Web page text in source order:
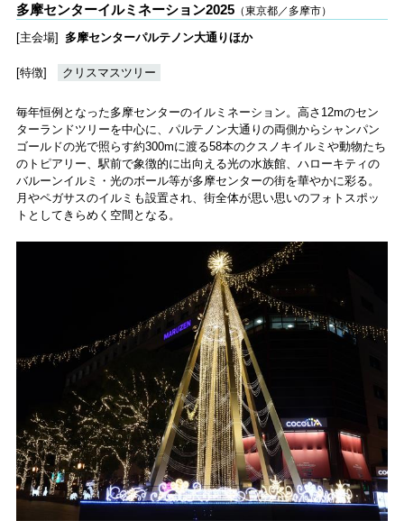
JIMOTO
PROGRAM」が青
森・群馬・沖縄で始
食レポート
ツトレンドVol.105】
るカフェ、優雅なホテ
ルラウンジまで！
多摩センターイルミネーション2025（東京都／多摩市）
[主会場] 多摩センターパルテノン大通りほか
[特徴] クリスマスツリー
毎年恒例となった多摩センターのイルミネーション。高さ12mのセン
ターランドツリーを中心に、パルテノン大通りの両側からシャンパン
ゴールドの光で照らす約300mに渡る58本のクスノキイルミや動物たち
のトピアリー、駅前で象徴的に出向える光の水族館、ハローキティの
バルーンイルミ・光のボール等が多摩センターの街を華やかに彩る。
月やペガサスのイルミも設置され、街全体が思い思いのフォトスポッ
トとしてきらめく空間となる。